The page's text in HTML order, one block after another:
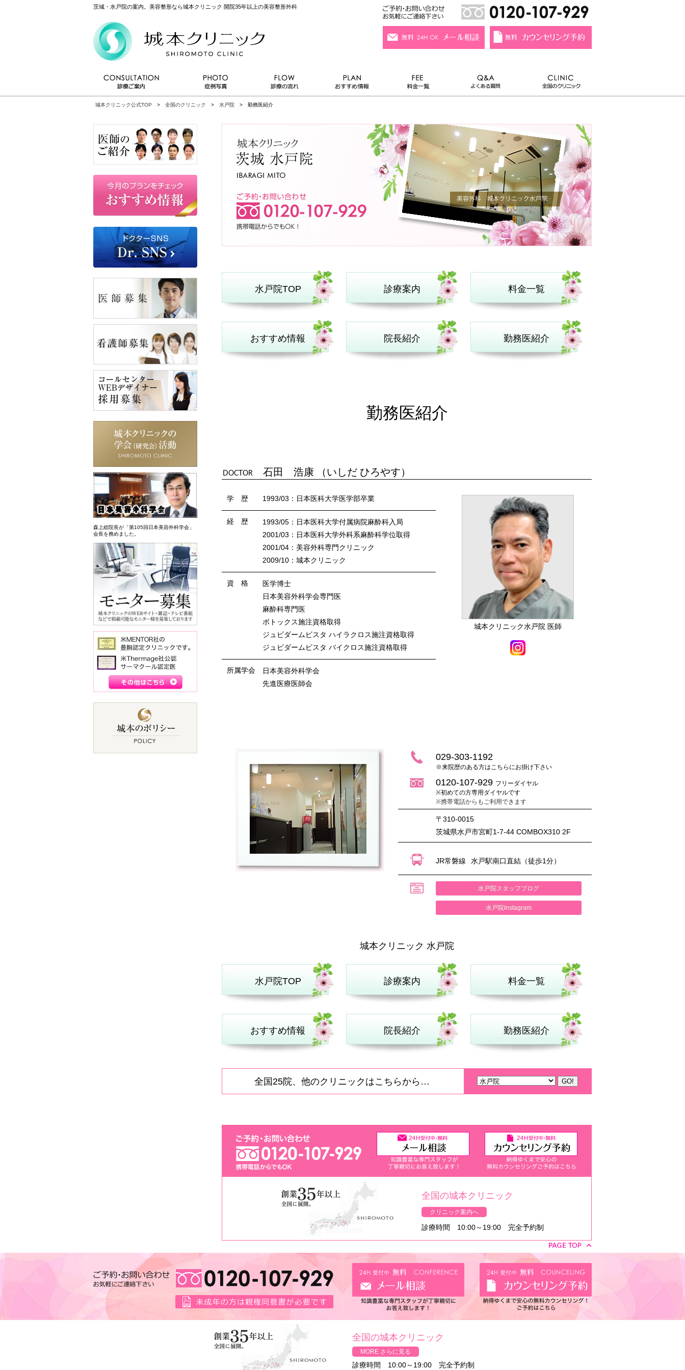
茨城・水戸院の案内。美容整形なら城本クリニック 開院35年以上の美容整形外科
城本クリニック公式TOP > 全国のクリニック > 水戸院 > 勤務医紹介
水戸院TOP 診療案内 料金一覧
おすすめ情報 院長紹介 勤務医紹介
勤務医紹介
DOCTOR 石田 浩康 （いしだ ひろやす）
学 歴 1993/03：日本医科大学医学部卒業
経 歴
1993/05：日本医科大学付属病院麻酔科入局
2001/03：日本医科大学外科系麻酔科学位取得
2001/04：美容外科専門クリニック
2009/10：城本クリニック
資 格
医学博士
日本美容外科学会専門医
麻酔科専門医
ボトックス施注資格取得
ジュビダームビスタ ハイラクロス施注資格取得
ジュビダームビスタ バイクロス施注資格取得
所属学会
日本美容外科学会
先進医療医師会
城本クリニック水戸院 医師
029-303-1192
※来院歴のある方はこちらにお掛け下さい
0120-107-929 フリーダイヤル
※初めての方専用ダイヤルです
※携帯電話からもご利用できます
〒310-0015
茨城県水戸市宮町1-7-44 COMBOX310 2F
JR常磐線 水戸駅南口直結（徒歩1分）
水戸院スタッフブログ
水戸院Instagram
城本クリニック 水戸院
水戸院TOP 診療案内 料金一覧
おすすめ情報 院長紹介 勤務医紹介
全国25院、他のクリニックはこちらから…
全国の城本クリニック
クリニック案内へ
診療時間 10:00～19:00 完全予約制
森上総院長が「第105回日本美容外科学会」
会長を務めました。
全国の城本クリニック
MORE さらに見る
診療時間 10:00～19:00 完全予約制